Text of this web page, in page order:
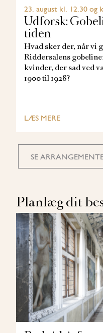
23. august kl. 12.30 og
Udforsk:
tiden
Hvad sker der, når
Riddersalens
kvinder, der sad ved
1900 til 1928?
LÆS MERE
SE
Planlæg dit